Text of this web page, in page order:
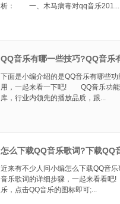
析： 一、木马病毒对qq音乐201...
QQ音乐有哪一些技巧?QQ音乐
下面是小编介绍的是QQ音乐有哪些
用，一起来看一下吧! QQ音乐功
库，行业内领先的播放品质，跟...
怎么下载QQ音乐歌词?下载QQ
近来有不少人问小编怎么下载QQ音
音乐歌词的详细步骤，一起来看
乐，点击QQ音乐的图标即可;...